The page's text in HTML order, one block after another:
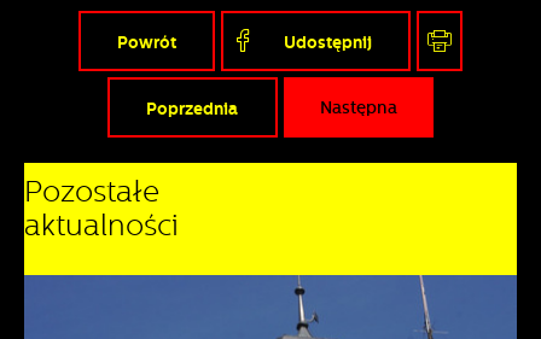
Powrót Udostępnij
Poprzednia Następna
Pozostałe
aktualności